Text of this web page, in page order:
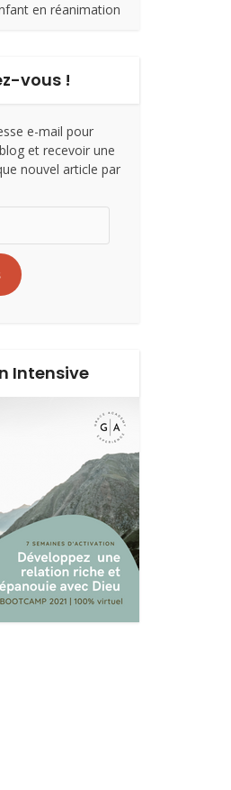
en réanimation
vous !
e-mail pour
et recevoir une
nouvel article par
Intensive